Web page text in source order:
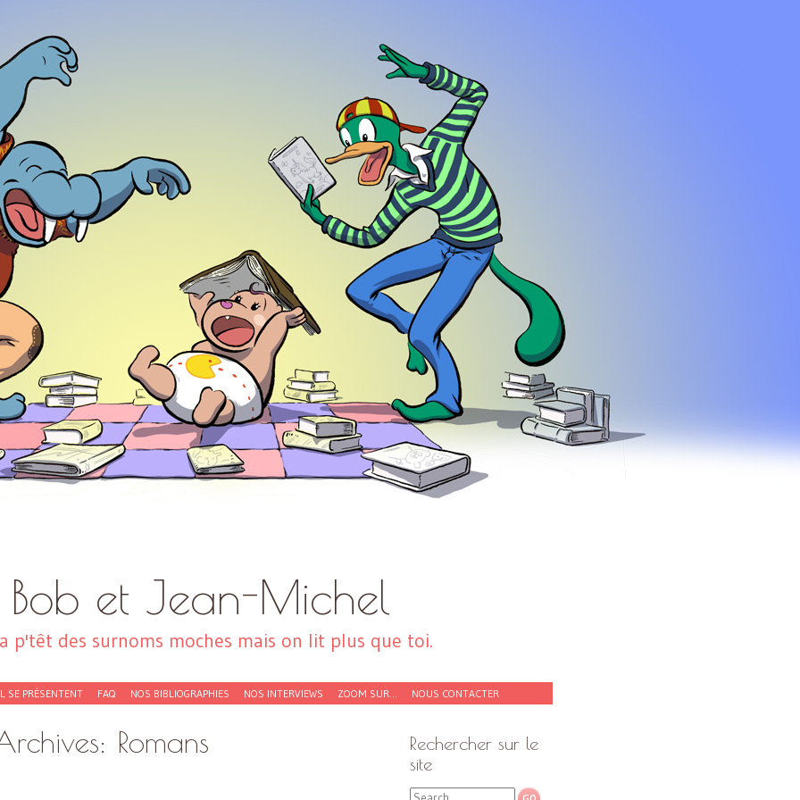
Bob et Jean-Michel
p'têt des surnoms moches mais on lit plus que toi.
SE PRÉSENTENT FAQ NOS BIBLIOGRAPHIES NOS INTERVIEWS ZOOM SUR… NOUS CONTACTER
Romans
Rechercher sur le
site
Search